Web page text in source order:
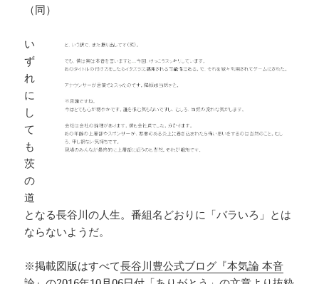
（同）
い
ず
れ
に
し
て
も
茨
の
道
となる長谷川の人生。番組名どおりに「バラいろ」とは
ならないようだ。
※掲載図版はすべて長谷川豊公式ブログ『本気論 本音